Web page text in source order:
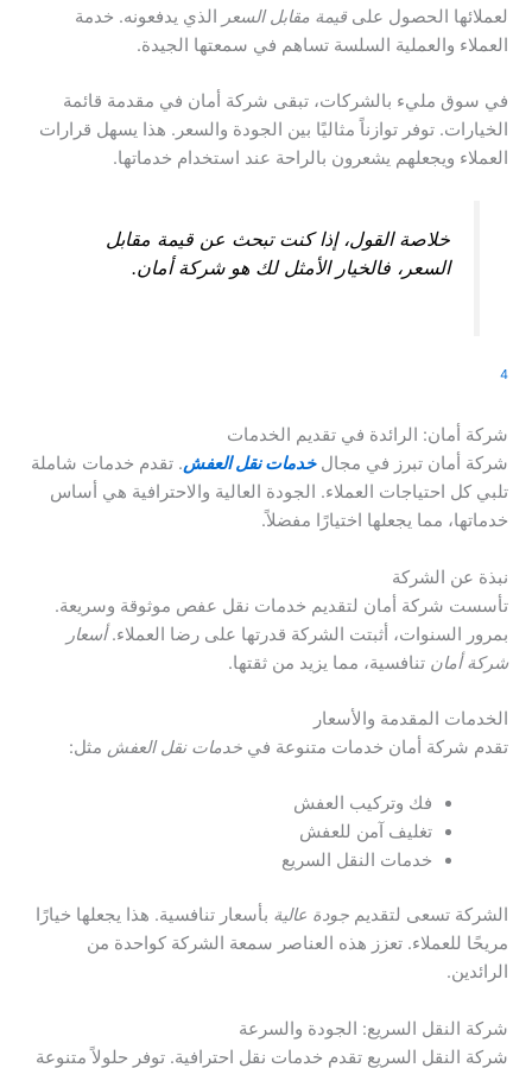
لعملائها الحصول على قيمة مقابل السعر الذي يدفعونه. خدمة
العملاء والعملية السلسة تساهم في سمعتها الجيدة.
في سوق مليء بالشركات، تبقى شركة أمان في مقدمة قائمة
الخيارات. توفر توازناً مثاليًا بين الجودة والسعر. هذا يسهل قرارات
العملاء ويجعلهم يشعرون بالراحة عند استخدام خدماتها.
خلاصة القول، إذا كنت تبحث عنقيمة مقابل
السعر، فالخيار الأمثل لك هو شركة أمان.
4
شركة أمان: الرائدة في تقديم الخدمات
شركة أمان تبرز في مجالخدمات نقل العفش. تقدم خدمات شاملة
تلبي كل احتياجات العملاء. الجودة العالية والاحترافية هي أساس
خدماتها، مما يجعلها اختيارًا مفضلاً.
نبذة عن الشركة
تأسست شركة أمان لتقديم خدمات نقل عفص موثوقة وسريعة.
بمرور السنوات، أثبتت الشركة قدرتها على رضا العملاء.أسعار
شركة أمان تنافسية، مما يزيد من ثقتها.
الخدمات المقدمة والأسعار
تقدم شركة أمان خدمات متنوعة في خدمات نقل العفش مثل:
فك وتركيب العفش
تغليف آمن للعفش
خدمات النقل السريع
الشركة تسعى لتقديم جودة عالية بأسعار تنافسية. هذا يجعلها خيارًا
مريحًا للعملاء. تعزز هذه العناصر سمعة الشركة كواحدة من
الرائدين.
شركة النقل السريع: الجودة والسرعة
شركة النقل السريع تقدم خدمات نقل احترافية. توفر حلولاً متنوعة